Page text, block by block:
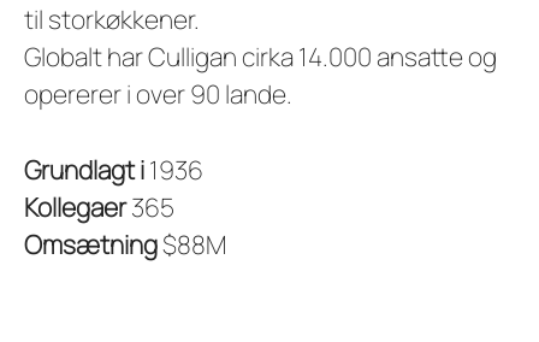
til storkøkkener.
Globalt har Culligan cirka 14.000 ansatte og
opererer i over 90 lande.
Grundlagt i1936
Kollegaer365
Omsætning$88M